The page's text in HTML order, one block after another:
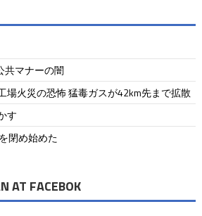
マナーの闇
場火災の恐怖 猛毒ガスが42km先まで拡散
す
閉め始めた
AT FACEBOK